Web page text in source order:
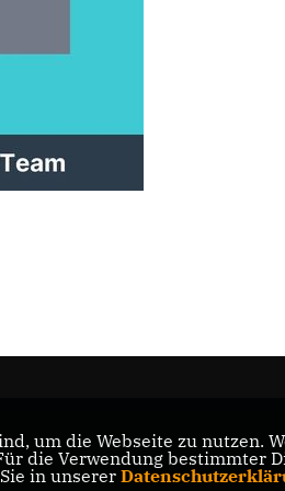
um die Webseite zu
die Verwendung
in unserer